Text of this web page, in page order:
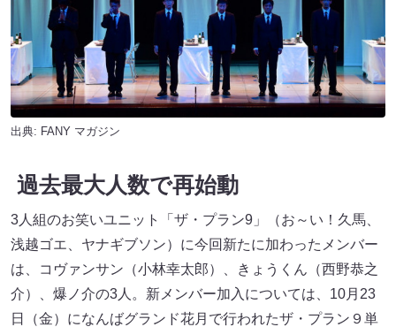
出典: FANY マガジン
過去最大人数で再始動
3人組のお笑いユニット「ザ・プラン9」（お～い！久馬、
浅越ゴエ、ヤナギブソン）に今回新たに加わったメンバー
は、コヴァンサン（小林幸太郎）、きょうくん（西野恭之
介）、爆ノ介の3人。新メンバー加入については、10月23
日（金）になんばグランド花月で行われたザ・プラン９単